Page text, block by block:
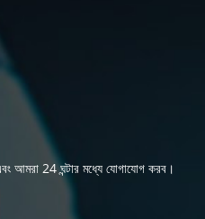
আমরা 24 ঘন্টার মধ্যে যোগাযোগ করব।